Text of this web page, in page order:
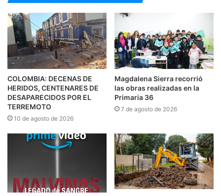
COLOMBIA: DECENAS DE
HERIDOS, CENTENARES DE
DESAPARECIDOS POR EL
TERREMOTO
10 de agosto de 2026
Magdalena Sierra recorrió
las obras realizadas en la
Primaria 36
7 de agosto de 2026